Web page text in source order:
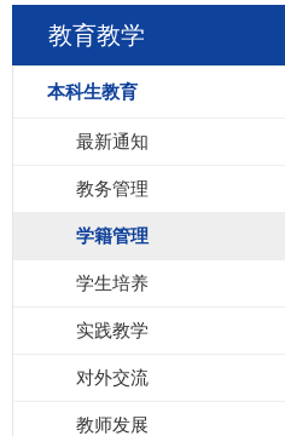
教育教学
本科生教育
最新通知
教务管理
学籍管理
学生培养
实践教学
对外交流
教师发展